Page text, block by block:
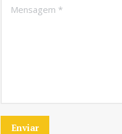
Mensagem *
Enviar